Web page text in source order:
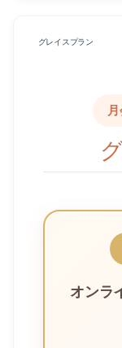
グレイスプラン
オンラ